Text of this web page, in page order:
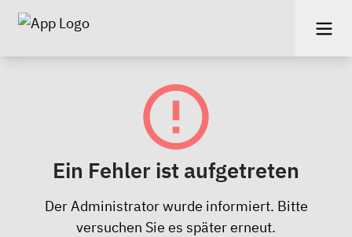
Ein Fehler ist aufgetreten
Der Administrator wurde informiert. Bitte
versuchen Sie es später erneut.